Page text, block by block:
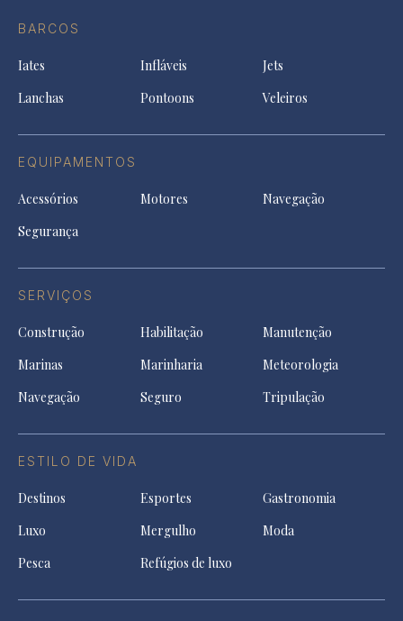
BARCOS
Iates Infláveis
Jets
Lanchas
Pontoons Veleiros
EQUIPAMENTOS
Acessórios Motores
Navegação
Segurança
SERVIÇOS
Construção Habilitação
Manutenção
Marinas
Marinharia
Meteorologia
Navegação
Seguro Tripulação
ESTILO DE VIDA
Destinos Esportes
Gastronomia
Luxo
Mergulho
Moda
Pesca
Refúgios de luxo